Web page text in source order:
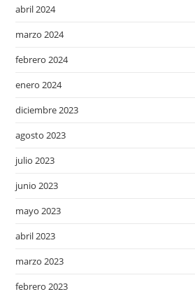
abril 2024
marzo 2024
febrero 2024
enero 2024
diciembre 2023
agosto 2023
julio 2023
junio 2023
mayo 2023
abril 2023
marzo 2023
febrero 2023